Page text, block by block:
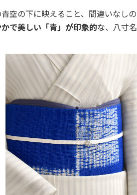
青空の下に映えること、間違いなしの
で美しい「青」が印象的な、八寸名